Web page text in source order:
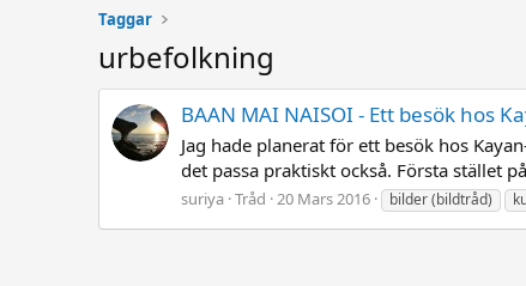
Taggar
urbefolkning
BAAN MAI NAISOI - Ett besök hos
Jag hade planerat för ett besök hos
det passa praktiskt också. Första stället
suriya Tråd 20 Mars 2016 bilder (bildtråd)